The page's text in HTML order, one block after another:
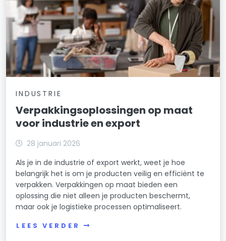
INDUSTRIE
Verpakkingsoplossingen op maat
voor industrie en export
28 januari 2026
Als je in de industrie of export werkt, weet je hoe
belangrijk het is om je producten veilig en efficiënt te
verpakken. Verpakkingen op maat bieden een
oplossing die niet alleen je producten beschermt,
maar ook je logistieke processen optimaliseert.
LEES VERDER